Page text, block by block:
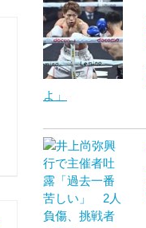
よ」